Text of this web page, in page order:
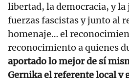
libertad, la democracia, y
fuerzas fascistas y junto al
homenaje… el
reconocimiento a quienes
aportado lo mejor de sí
Gernika el referente local y